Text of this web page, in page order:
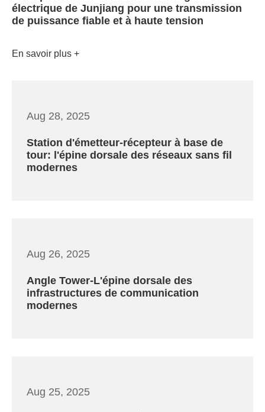
électrique de Junjiang pour une transmission
de puissance fiable et à haute tension
En savoir plus
Aug 28, 2025
Station d'émetteur-récepteur à base de
tour: l'épine dorsale des réseaux sans fil
modernes
Aug 26, 2025
Angle Tower-L'épine dorsale des
infrastructures de communication
modernes
Aug 25, 2025